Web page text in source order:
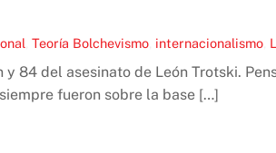
Teoría Bolchevismo internacionalismo
84 del asesinato de León Trotski.
fueron sobre la base […]